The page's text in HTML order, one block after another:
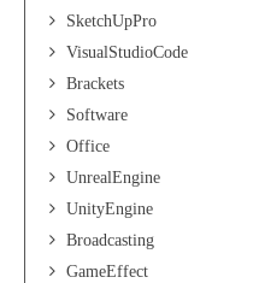
SketchUpPro
VisualStudioCode
Brackets
Software
Office
UnrealEngine
UnityEngine
Broadcasting
GameEffect